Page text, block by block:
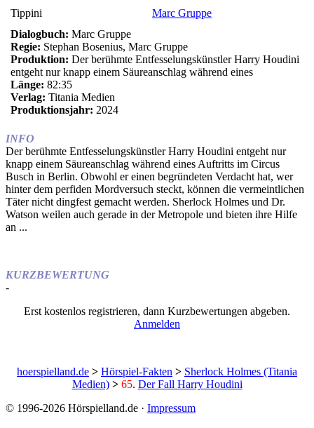
Tippini
Marc Gruppe
Dialogbuch: Marc Gruppe
Regie: Stephan Bosenius, Marc Gruppe
Produktion: Der berühmte Entfesselungskünstler Harry Houdini
entgeht nur knapp einem Säureanschlag während eines
Länge: 82:35
Verlag: Titania Medien
Produktionsjahr: 2024
INFO
Der berühmte Entfesselungskünstler Harry Houdini entgeht nur
knapp einem Säureanschlag während eines Auftritts im Circus
Busch in Berlin. Obwohl er einen begründeten Verdacht hat, wer
hinter dem perfiden Mordversuch steckt, können die vermeintlichen
Täter nicht dingfest gemacht werden. Sherlock Holmes und Dr.
Watson weilen auch gerade in der Metropole und bieten ihre Hilfe
an ...
KURZBEWERTUNG
-
Erst kostenlos registrieren, dann Kurzbewertungen abgeben.
Anmelden
hoerspielland.de > Hörspiel-Fakten > Sherlock Holmes (Titania
Medien) > 65. Der Fall Harry Houdini
© 1996-2026 Hörspielland.de · Impressum